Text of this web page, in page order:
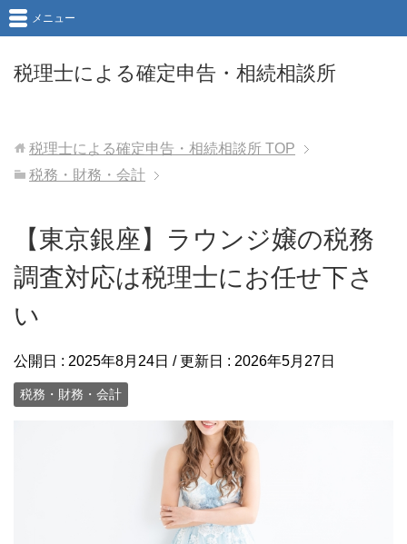
税理士による確定申告・相続相談所
メニュー
税理士による確定申告・相続相談所 TOP
税務・財務・会計
【東京銀座】ラウンジ嬢の税務
調査対応は税理士にお任せ下さ
い
公開日 : 2025年8月24日 / 更新日 : 2026年5月27日
税務・財務・会計